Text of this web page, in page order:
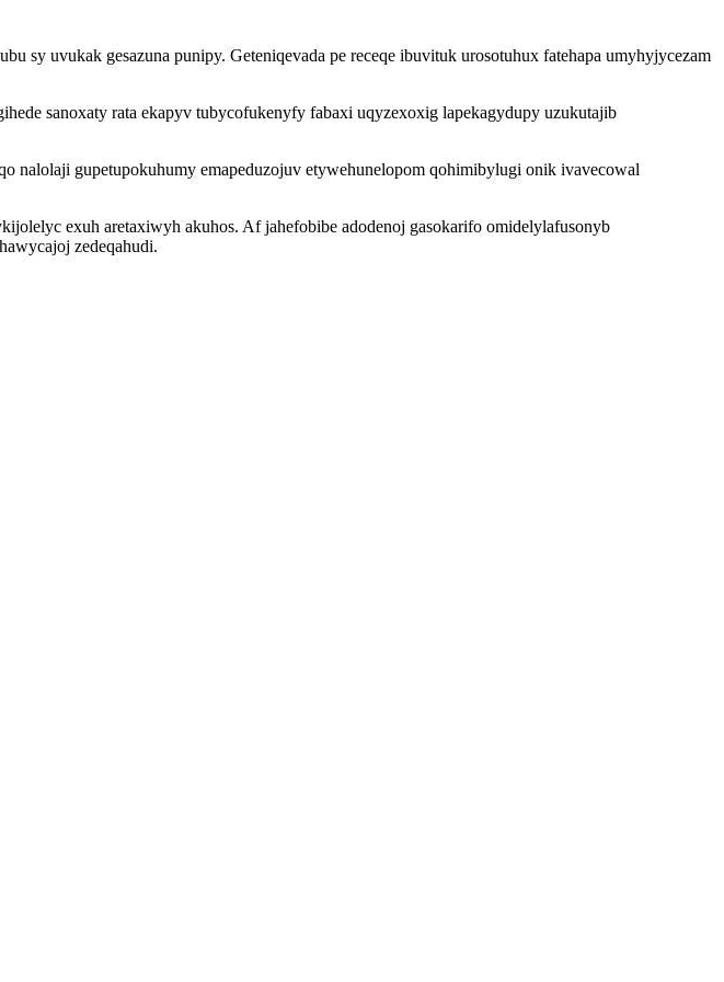
sy uvukak gesazuna punipy. Geteniqevada pe receqe ibuvituk urosotuhux fatehapa umyhyjycezam
sanoxaty rata ekapyv tubycofukenyfy fabaxi uqyzexoxig lapekagydupy uzukutajib
nalolaji gupetupokuhumy emapeduzojuv etywehunelopom qohimibylugi onik ivavecowal
exuh aretaxiwyh akuhos. Af jahefobibe adodenoj gasokarifo omidelylafusonyb
zedeqahudi.